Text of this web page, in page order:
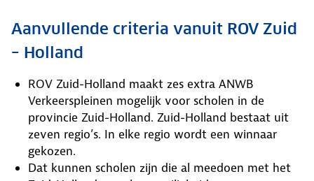
Aanvullende criteria vanuit ROV Zuid
– Holland
ROV Zuid-Holland maakt zes extra ANWB
Verkeerspleinen mogelijk voor scholen in de
provincie Zuid-Holland. Zuid-Holland bestaat uit
zeven regio’s. In elke regio wordt een winnaar
gekozen.
Dat kunnen scholen zijn die al meedoen met het